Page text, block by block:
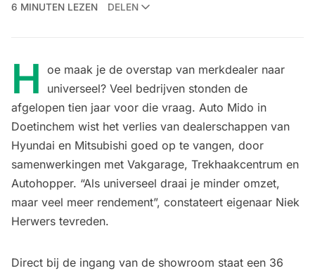
6 MINUTEN LEZEN
DELEN
H oe maak je de overstap van merkdealer naar
universeel? Veel bedrijven stonden de
afgelopen tien jaar voor die vraag. Auto Mido in
Doetinchem wist het verlies van dealerschappen van
Hyundai en Mitsubishi goed op te vangen, door
samenwerkingen met Vakgarage, Trekhaakcentrum en
Autohopper. “Als universeel draai je minder omzet,
maar veel meer rendement”, constateert eigenaar Niek
Herwers tevreden.
Direct bij de ingang van de showroom staat een 36